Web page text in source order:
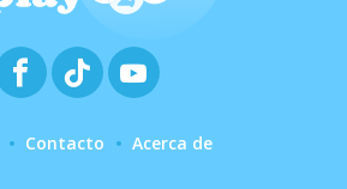
Contacto Acerca de